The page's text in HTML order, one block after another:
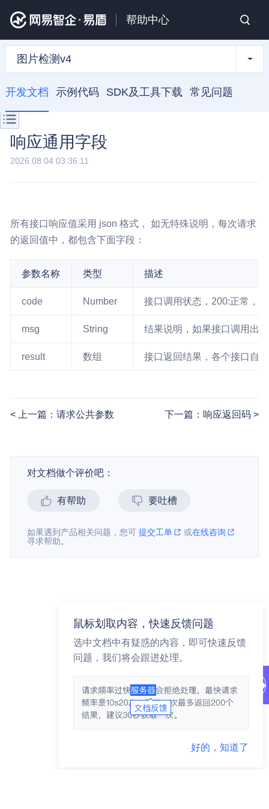
帮助中心
图片检测v4
开发文档 示例代码 SDK及工具下载 常见问题
响应通用字段
2026.08.04 03:36:11
所有接口响应值采用 json 格式， 如无特殊说明，每次请求
的返回值中，都包含下面字段：
参数名称 类型 描述
code Number 接口调用状态，200:正常，
msg String 结果说明，如果接口调用出
result 数组 接口返回结果，各个接口自
上一篇：请求公共参数 下一篇：响应返回码
对文档做个评价吧：
有帮助 要吐槽
如果遇到产品相关问题，您可提交工单 或在线咨询
寻求帮助。
鼠标划取内容，快速反馈问题
选中文档中有疑惑的内容，即可快速反馈
问题，我们将会跟进处理。
好的，知道了